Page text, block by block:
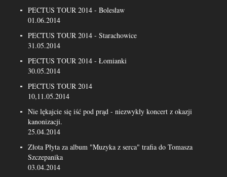
PECTUS TOUR 2014 - Bolesław
01.06.2014
PECTUS TOUR 2014 - Starachowice
31.05.2014
PECTUS TOUR 2014 - Łomianki
30.05.2014
PECTUS TOUR 2014
10,11.05.2014
Nie lękajcie się iść pod prąd - niezwykły koncert z okazji
kanonizacji.
25.04.2014
Złota Płyta za album "Muzyka z serca" trafia do Tomasza
Szczepanika
03.04.2014